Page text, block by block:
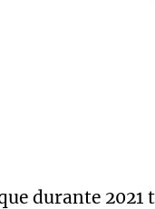
durante 2021